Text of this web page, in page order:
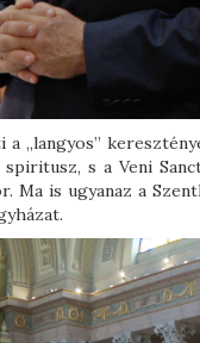
a „langyos”
spiritusz, s a Veni
Ma is ugyanaz a